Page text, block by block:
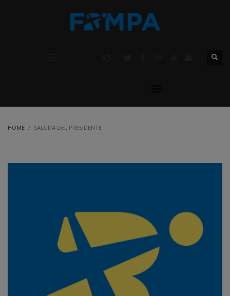
HOME SALUDA DEL PRESIDENTE